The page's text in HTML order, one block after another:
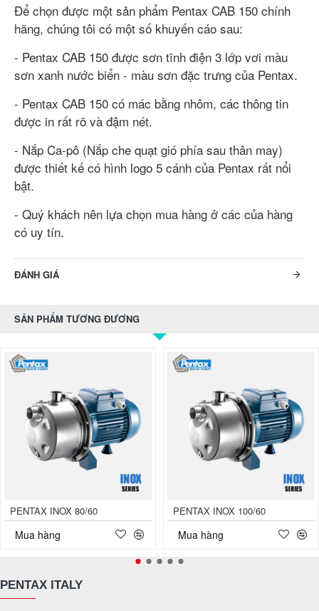
Để chọn được một sản phẩm Pentax CAB 150 chính
hãng, chúng tôi có một số khuyến cáo sau:
- Pentax CAB 150 được sơn tĩnh điện 3 lớp vơi màu
sơn xanh nước biển - màu sơn đặc trưng của Pentax.
- Pentax CAB 150 có mác bằng nhôm, các thông tin
được in rất rõ và đậm nét.
- Nắp Ca-pô (Nắp che quạt gió phía sau thân may)
được thiết kế có hình logo 5 cánh của Pentax rất nổi
bật.
- Quý khách nên lựa chọn mua hàng ở các của hàng
có uy tín.
ĐÁNH GIÁ
SẢN PHẨM TƯƠNG ĐƯƠNG
PENTAX INOX 80/60
Mua hàng
PENTAX INOX 100/60
Mua hàng
PENTAX ITALY